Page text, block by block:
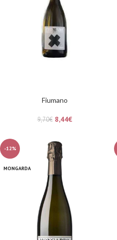
Fiumano
9,70€ 8,44€
-12%
MONGARDA